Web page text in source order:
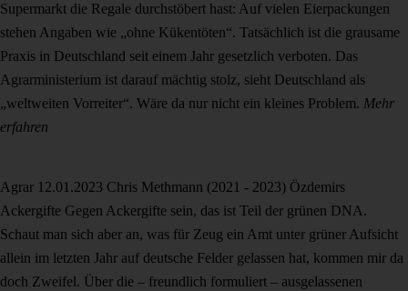
Supermarkt die Regale durchstöbert hast: Auf vielen Eierpackungen
stehen Angaben wie „ohne Kükentöten“. Tatsächlich ist die grausame
Praxis in Deutschland seit einem Jahr gesetzlich verboten. Das
Agrarministerium ist darauf mächtig stolz, sieht Deutschland als
„weltweiten Vorreiter“. Wäre da nur nicht ein kleines Problem. Mehr
erfahren
Agrar 12.01.2023 Chris Methmann (2021 - 2023) Özdemirs
Ackergifte Gegen Ackergifte sein, das ist Teil der grünen DNA.
Schaut man sich aber an, was für Zeug ein Amt unter grüner Aufsicht
allein im letzten Jahr auf deutsche Felder gelassen hat, kommen mir da
doch Zweifel. Über die – freundlich formuliert – ausgelassenen